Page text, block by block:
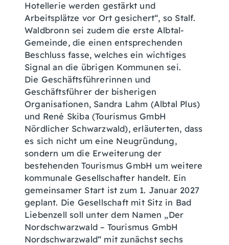
Hotellerie werden gestärkt und
Arbeitsplätze vor Ort gesichert“, so Stalf.
Waldbronn sei zudem die erste Albtal-
Gemeinde, die einen entsprechenden
Beschluss fasse, welches ein wichtiges
Signal an die übrigen Kommunen sei.
Die Geschäftsführerinnen und
Geschäftsführer der bisherigen
Organisationen, Sandra Lahm (Albtal Plus)
und René Skiba (Tourismus GmbH
Nördlicher Schwarzwald), erläuterten, dass
es sich nicht um eine Neugründung,
sondern um die Erweiterung der
bestehenden Tourismus GmbH um weitere
kommunale Gesellschafter handelt. Ein
gemeinsamer Start ist zum 1. Januar 2027
geplant. Die Gesellschaft mit Sitz in Bad
Liebenzell soll unter dem Namen „Der
Nordschwarzwald – Tourismus GmbH
Nordschwarzwald“ mit zunächst sechs